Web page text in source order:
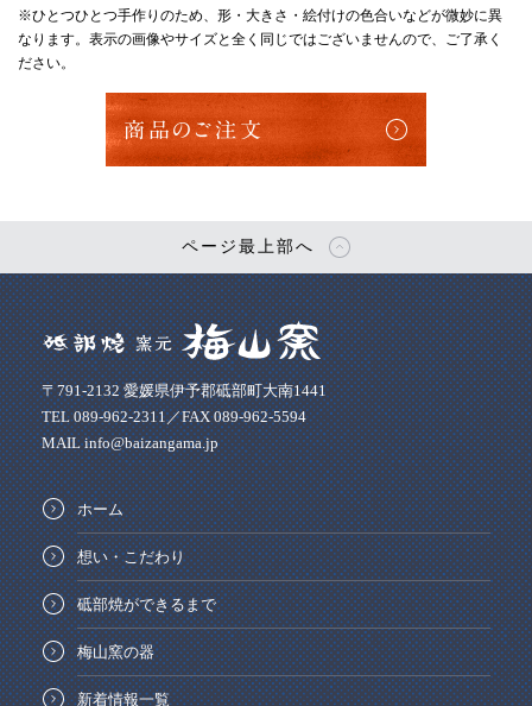
※ひとつひとつ手作りのため、形・大きさ・絵付けの色合いなどが微妙に異
なります。表示の画像やサイズと全く同じではございませんので、ご了承く
ださい。
商品のご注文
ページ最上部へ
〒791-2132 愛媛県伊予郡砥部町大南1441
TEL 089-962-2311／FAX 089-962-5594
MAIL info@baizangama.jp
ホーム
想い・こだわり
砥部焼ができるまで
梅山窯の器
新着情報一覧